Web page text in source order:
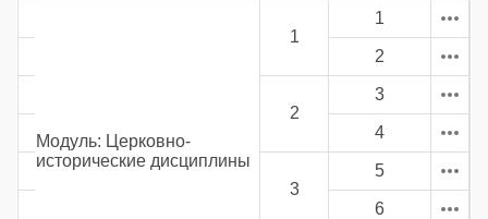
Модуль: Церковно-
исторические дисциплины
1
1
2
2
3
4
3
5
6